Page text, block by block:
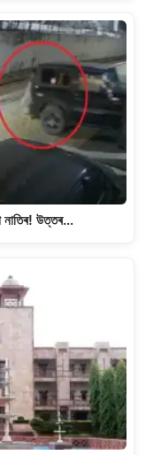
নাতিৰ! উত্তৰ…